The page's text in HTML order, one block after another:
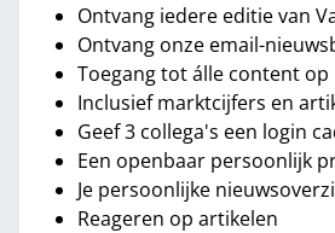
Ontvang iedere editie van
Ontvang onze email-
Toegang tot álle content op
Inclusief marktcijfers en
Geef 3 collega's een login
Een openbaar persoonlijk
Je persoonlijke
Reageren op artikelen